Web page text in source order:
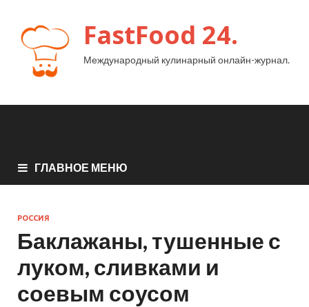
FastFood 24.
Международный кулинарный онлайн-журнал.
ГЛАВНОЕ МЕНЮ
РОССИЯ
Баклажаны, тушенные с
луком, сливками и
соевым соусом